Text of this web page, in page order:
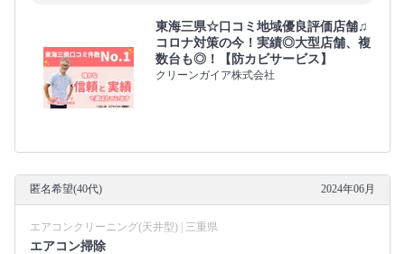
東海三県☆口コミ地域優良評価店舗♫
コロナ対策の今！実績◎大型店舗、複
数台も◎！【防カビサービス】
クリーンガイア株式会社
匿名希望(40代) 2024年06月
エアコンクリーニング(天井型) | 三重県
エアコン掃除